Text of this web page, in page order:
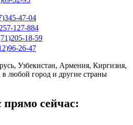
47-04
127-884
18-59
26-47
Узбекистан, Армения, Киргизия,
в любой город и другие страны
прямо сейчас: